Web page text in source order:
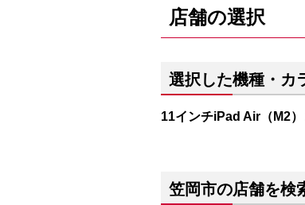
店舗の選択
選択した機種・カ
11インチiPad Air（M2
笠岡市の店舗を検